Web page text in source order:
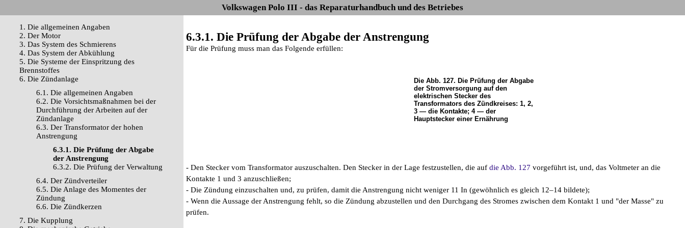
Volkswagen Polo III - das Reparaturhandbuch und des Betriebes
1. Die allgemeinen Angaben
2. Der Motor
3. Das System des Schmierens
4. Das System der Abkühlung
5. Die Systeme der Einspritzung des
Brennstoffes
6. Die Zündanlage
6.1. Die allgemeinen Angaben
6.2. Die Vorsichtsmaßnahmen bei der
Durchführung der Arbeiten auf der
Zündanlage
6.3. Der Transformator der hohen
Anstrengung
6.3.1. Die Prüfung der Abgabe
der Anstrengung
6.3.2. Die Prüfung der Verwaltung
6.4. Der Zündverteiler
6.5. Die Anlage des Momentes der
Zündung
6.6. Die Zündkerzen
7. Die Kupplung
6.3.1. Die Prüfung der Abgabe der Anstrengung
Für die Prüfung muss man das Folgende erfüllen:
Die Abb. 127. Die Prüfung der Abgabe
der Stromversorgung auf den
elektrischen Stecker des
Transformators des Zündkreises: 1, 2,
3 — die Kontakte; 4 — der
Hauptstecker einer Ernährung
- Den Stecker vom Transformator auszuschalten. Den Stecker in der Lage festzustellen, die auf die Abb. 127 vorgeführt ist, und, das Voltmeter an die
Kontakte 1 und 3 anzuschließen;
- Die Zündung einzuschalten und, zu prüfen, damit die Anstrengung nicht weniger 11 In (gewöhnlich es gleich 12–14 bildete);
- Wenn die Aussage der Anstrengung fehlt, so die Zündung abzustellen und den Durchgang des Stromes zwischen dem Kontakt 1 und "der Masse" zu
prüfen.